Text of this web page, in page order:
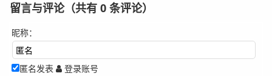
留言与评论（共有 0 条评论）
昵称：
匿名发表 登录账号